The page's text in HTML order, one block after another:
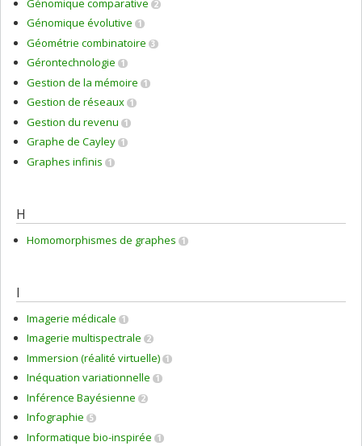
2
Génomique évolutive 1
Géométrie combinatoire 3
Gérontechnologie 1
Gestion de la mémoire 1
Gestion de réseaux 1
Gestion du revenu 1
Graphe de Cayley 1
Graphes infinis 1
H
Homomorphismes de graphes 1
I
Imagerie médicale 1
Imagerie multispectrale 2
Immersion (réalité virtuelle) 1
Inéquation variationnelle 1
Inférence Bayésienne 2
Infographie 5
Informatique bio-inspirée 1